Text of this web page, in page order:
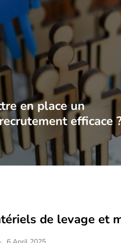
en place un
efficace
de levage et